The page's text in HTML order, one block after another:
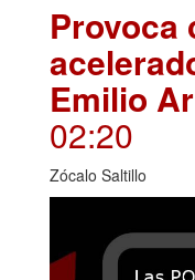
Provoca
Emilio
02:20
Zócalo Saltillo